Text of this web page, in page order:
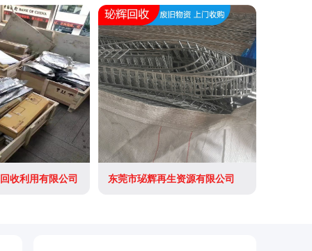
收利用有限公司 东莞市珌辉再生资源有限公司